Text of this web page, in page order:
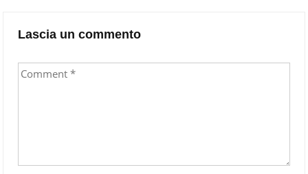
Lascia un commento